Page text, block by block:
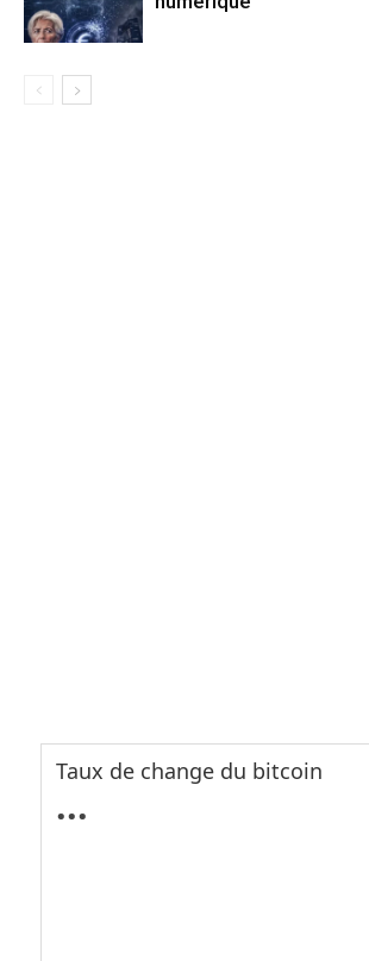
Taux de change du bitcoin
...